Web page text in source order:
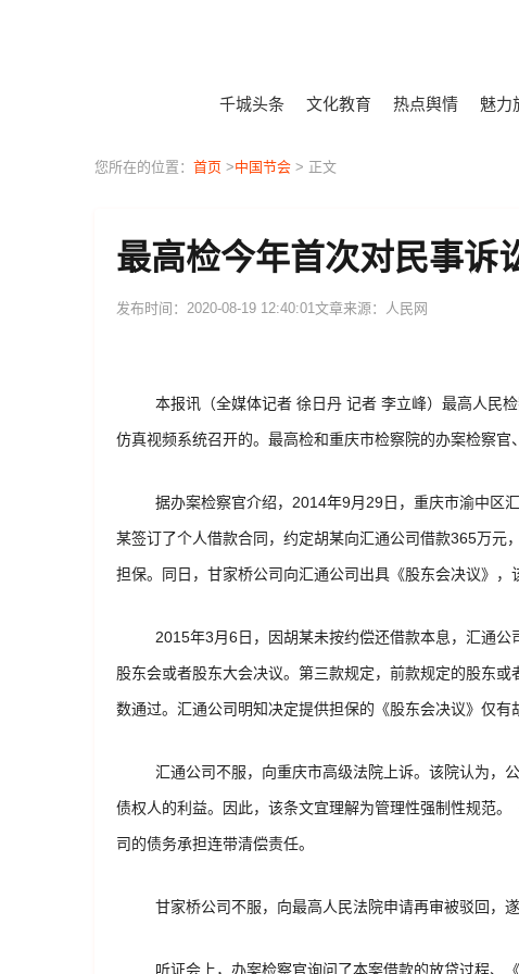
千城头条 文化教育 热点舆情 魅力
您所在的位置： 首页 >中国节会 > 正文
最高检今年首次对民事诉
发布时间：2020-08-19 12:40:01文章来源：人民网
本报讯（全媒体记者 徐日丹 记者 李立峰）最高人民
仿真视频系统召开的。最高检和重庆市检察院的办案检察
据办案检察官介绍，2014年9月29日，重庆市渝中区
某签订了个人借款合同，约定胡某向汇通公司借款365万元
担保。同日，甘家桥公司向汇通公司出具《股东会决议》，
2015年3月6日，因胡某未按约偿还借款本息，汇通
股东会或者股东大会决议。第三款规定，前款规定的股东
数通过。汇通公司明知决定提供担保的《股东会决议》仅
汇通公司不服，向重庆市高级法院上诉。该院认为，
债权人的利益。因此，该条文宜理解为管理性强制性规范
司的债务承担连带清偿责任。
甘家桥公司不服，向最高人民法院申请再审被驳回，
听证会上，办案检察官询问了本案借款的放贷过程、